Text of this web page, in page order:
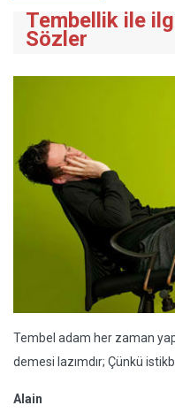
Tembellik ile
Sözler
Tembel adam her zaman
demesi lazımdır; Çünkü
Alain